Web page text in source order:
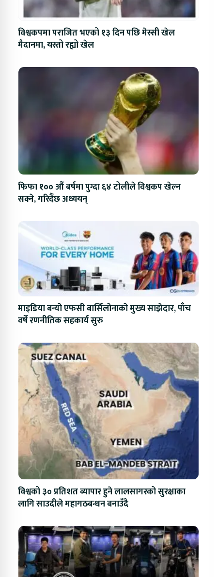
विश्वकपमा पराजित भएको १३ दिन पछि मेस्सी खेल
मैदानमा, यस्तो रह्यो खेल
फिफा १०० औं बर्षमा पुग्दा ६४ टोलीले विश्वकप खेल्न
सक्ने, गरिदैँछ अध्ययन्
माइडिया बन्यो एफसी बार्सिलोनाको मुख्य साझेदार, पाँच
वर्षे रणनीतिक सहकार्य सुरु
विश्वको ३० प्रतिशत ब्यापार हुने लालसागरको सुरक्षाका
लागि साउदीले महागठबन्धन बनाउँदै